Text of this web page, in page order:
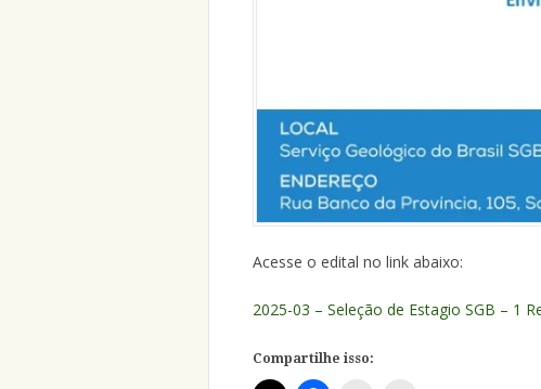
Acesse o edital no link abaixo:
2025-03 – Seleção de Estagio SGB – 1
Compartilhe isso: